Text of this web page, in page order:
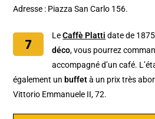
Adresse : Piazza San Carlo 156.
LeCaffè Platti date de
déco, vous pourrez
accompagné d’un café.
également un buffetà un prix très
Vittorio Emmanuele II, 72.